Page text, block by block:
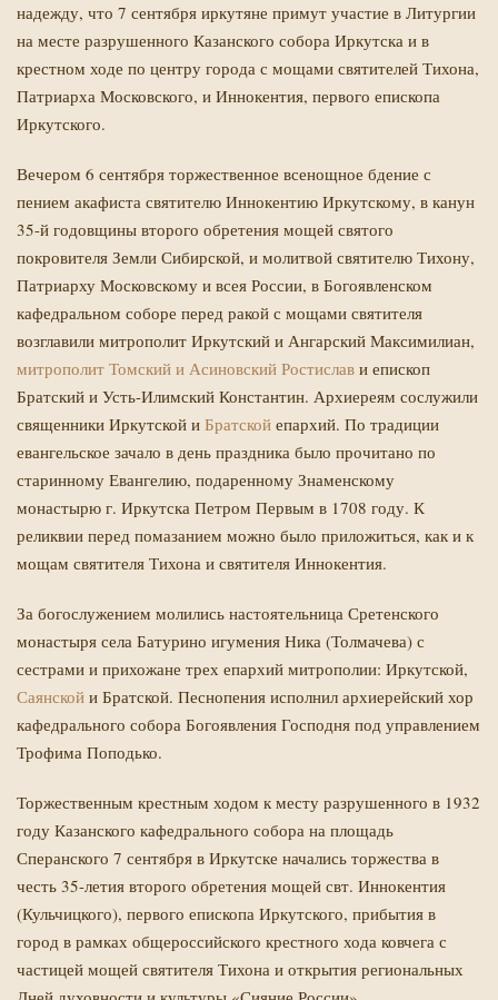
надежду, что 7 сентября иркутяне примут участие в Литургии
на месте разрушенного Казанского собора Иркутска и в
крестном ходе по центру города с мощами святителей Тихона,
Патриарха Московского, и Иннокентия, первого епископа
Иркутского.
Вечером 6 сентября торжественное всенощное бдение с
пением акафиста святителю Иннокентию Иркутскому, в канун
35-й годовщины второго обретения мощей святого
покровителя Земли Сибирской, и молитвой святителю Тихону,
Патриарху Московскому и всея России, в Богоявленском
кафедральном соборе перед ракой с мощами святителя
возглавили митрополит Иркутский и Ангарский Максимилиан,
митрополит Томский и Асиновский Ростислав и епископ
Братский и Усть-Илимский Константин. Архиереям сослужили
священники Иркутской и Братской епархий. По традиции
евангельское зачало в день праздника было прочитано по
старинному Евангелию, подаренному Знаменскому
монастырю г. Иркутска Петром Первым в 1708 году. К
реликвии перед помазанием можно было приложиться, как и к
мощам святителя Тихона и святителя Иннокентия.
За богослужением молились настоятельница Сретенского
монастыря села Батурино игумения Ника (Толмачева) с
сестрами и прихожане трех епархий митрополии: Иркутской,
Саянской и Братской. Песнопения исполнил архиерейский хор
кафедрального собора Богоявления Господня под управлением
Трофима Поподько.
Торжественным крестным ходом к месту разрушенного в 1932
году Казанского кафедрального собора на площадь
Сперанского 7 сентября в Иркутске начались торжества в
честь 35-летия второго обретения мощей свт. Иннокентия
(Кульчицкого), первого епископа Иркутского, прибытия в
город в рамках общероссийского крестного хода ковчега с
частицей мощей святителя Тихона и открытия региональных